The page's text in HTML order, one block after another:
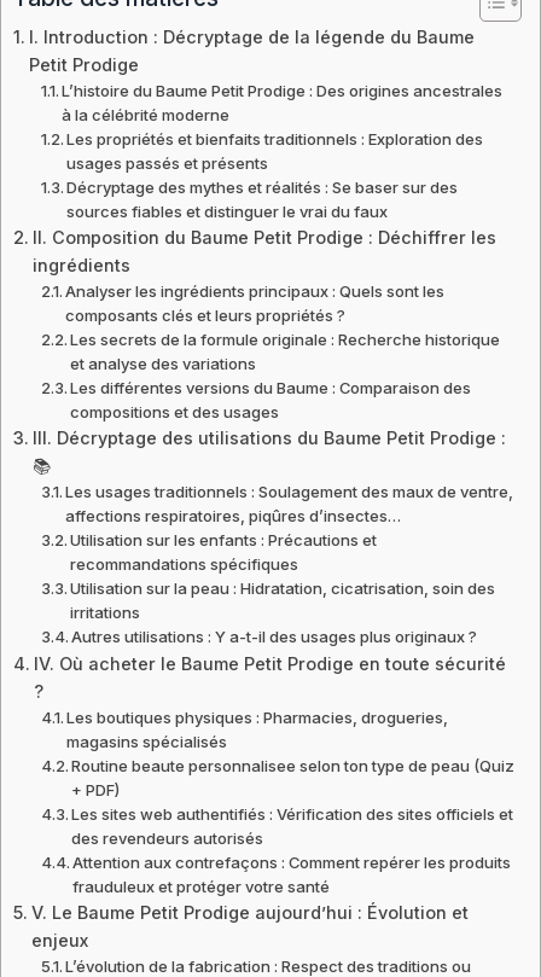
I. Introduction : Décryptage de la légende du Baume
Petit Prodige
L’histoire du Baume Petit Prodige : Des origines ancestrales
à la célébrité moderne
Les propriétés et bienfaits traditionnels : Exploration des
usages passés et présents
Décryptage des mythes et réalités : Se baser sur des
sources fiables et distinguer le vrai du faux
II. Composition du Baume Petit Prodige : Déchiffrer les
ingrédients
Analyser les ingrédients principaux : Quels sont les
composants clés et leurs propriétés ?
Les secrets de la formule originale : Recherche historique
et analyse des variations
Les différentes versions du Baume : Comparaison des
compositions et des usages
III. Décryptage des utilisations du Baume Petit Prodige :
📚
Les usages traditionnels : Soulagement des maux de ventre,
affections respiratoires, piqûres d’insectes…
Utilisation sur les enfants : Précautions et
recommandations spécifiques
Utilisation sur la peau : Hidratation, cicatrisation, soin des
irritations
Autres utilisations : Y a-t-il des usages plus originaux ?
IV. Où acheter le Baume Petit Prodige en toute sécurité
?
Les boutiques physiques : Pharmacies, drogueries,
magasins spécialisés
Routine beaute personnalisee selon ton type de peau (Quiz
+ PDF)
Les sites web authentifiés : Vérification des sites officiels et
des revendeurs autorisés
Attention aux contrefaçons : Comment repérer les produits
frauduleux et protéger votre santé
V. Le Baume Petit Prodige aujourd’hui : Évolution et
enjeux
L’évolution de la fabrication : Respect des traditions ou